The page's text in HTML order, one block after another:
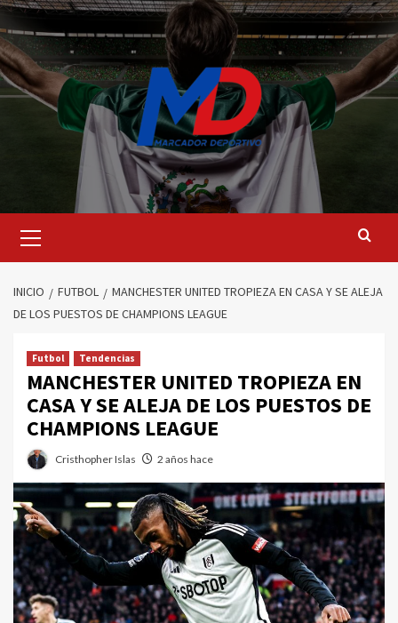
Saltar
al
contenido
principal
INICIO FUTBOL
MANCHESTER UNITED TROPIEZA EN CASA Y SE ALEJA
DE LOS PUESTOS DE CHAMPIONS LEAGUE
Futbol Tendencias
MANCHESTER UNITED TROPIEZA EN
CASA Y SE ALEJA DE LOS PUESTOS DE
CHAMPIONS LEAGUE
Cristhopher Islas 2 años hace